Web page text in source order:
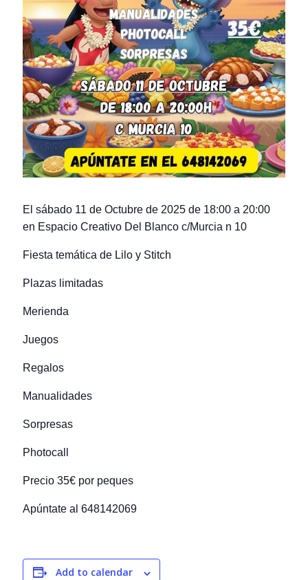
El sábado 11 de Octubre de 2025 de 18:00 a 20:00
en Espacio Creativo Del Blanco c/Murcia n 10
Fiesta temática de Lilo y Stitch
Plazas limitadas
Merienda
Juegos
Regalos
Manualidades
Sorpresas
Photocall
Precio 35€ por peques
Apúntate al 648142069
Add to calendar